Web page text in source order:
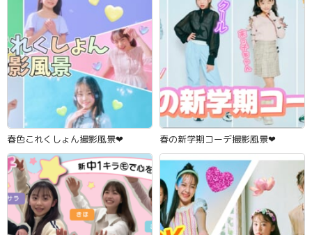
春色これくしょん撮影風景‪‪❤︎‬ 春の新学期コーデ撮影風景‪‪❤︎‬